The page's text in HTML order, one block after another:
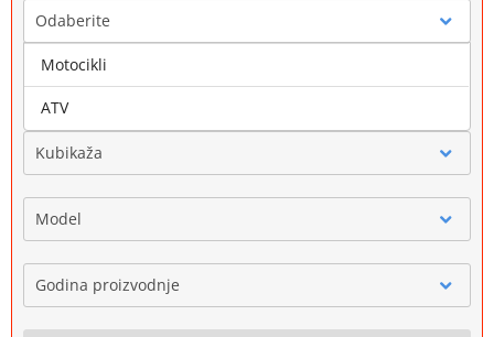
Odaberite
Marka
Kubikaža
Model
Godina proizvodnje
Motocikli
ATV